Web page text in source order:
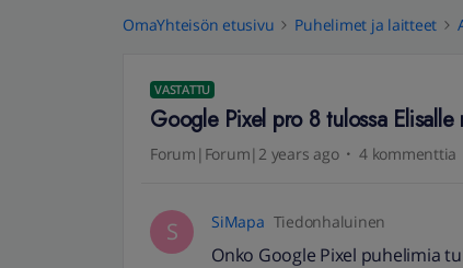
OmaYhteisön etusivu Puhelimet ja laitteet
VASTATTU
Google Pixel pro 8 tulossa Elisalle
Forum|Forum|2 years ago 4 kommenttia
S SiMapa Tiedonhaluinen
Onko Google Pixel puhelimia